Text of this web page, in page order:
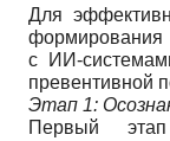
Для
формирования
с ИИ-
превентивной
Этап 1:
Первый